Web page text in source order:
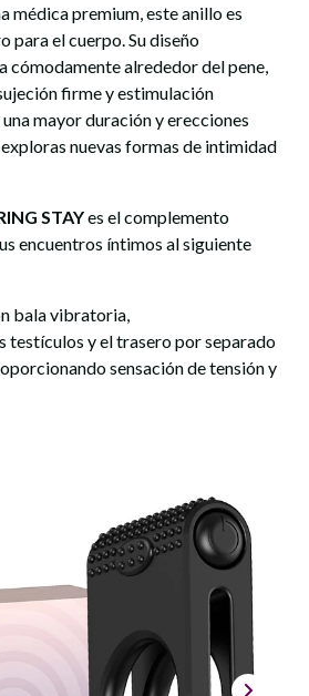
médica premium, este anillo es
para el cuerpo. Su diseño
cómodamente alrededor del pene,
firme y estimulación
mayor duración y erecciones
nuevas formas de intimidad
STAYes el complemento
encuentros íntimos al siguiente
bala vibratoria,
testículos y el trasero por separado
sensación de tensión y